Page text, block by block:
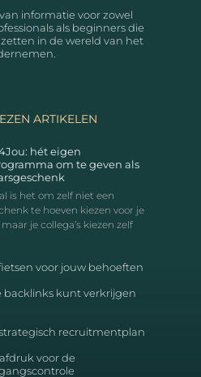
informatie voor zowel
als beginners die
in de wereld van het
ARTIKELEN
hét eigen
om te geven als
is het om zelf niet een
te hoeven kiezen voor je
maar je collega’s kiezen zelf
voor jouw behoeften
backlinks kunt verkrijgen
recruitmentplan
voor de